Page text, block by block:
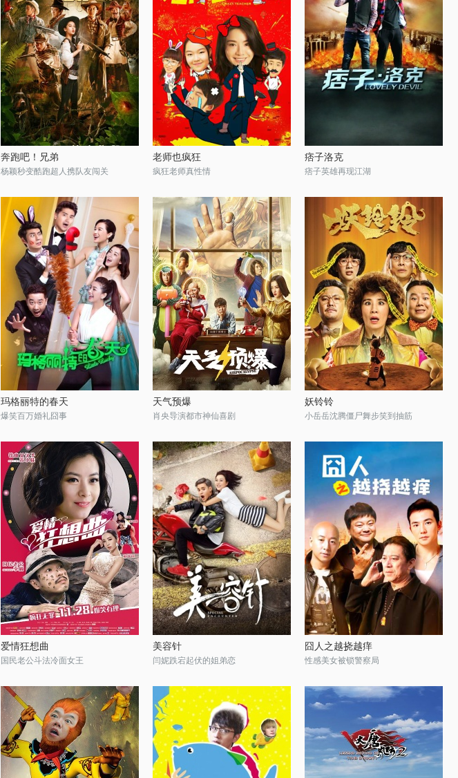
奔跑吧！兄弟
杨颖秒变酷跑超人携队友闯关
老师也疯狂
疯狂老师真性情
痞子洛克
痞子英雄再现江湖
玛格丽特的春天
爆笑百万婚礼囧事
天气预爆
肖央导演都市神仙喜剧
妖铃铃
小岳岳沈腾僵尸舞步笑到抽筋
爱情狂想曲
国民老公斗法冷面女王
美容针
闫妮跌宕起伏的姐弟恋
囧人之越挠越痒
性感美女被锁警察局